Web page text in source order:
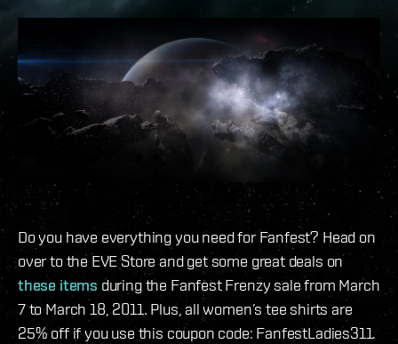
Do you have everything you need for Fanfest? Head on
over to the EVE Store and get some great deals on
these items during the Fanfest Frenzy sale from March
7 to March 18, 2011. Plus, all women’s tee shirts are
25% off if you use this coupon code: FanfestLadies311.